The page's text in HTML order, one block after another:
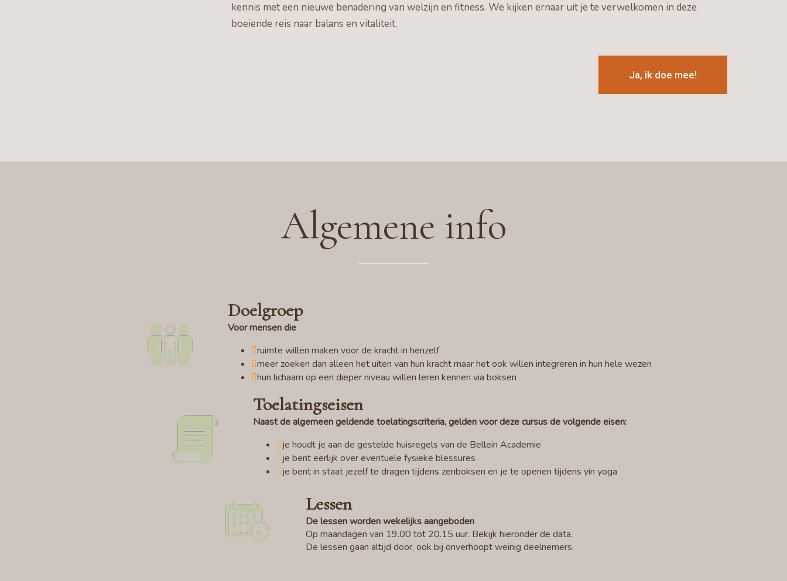
kennis met een nieuwe benadering van welzijn en fitness. We kijken ernaar uit je te verwelkomen in deze
boeiende reis naar balans en vitaliteit.
Ja, ik doe mee!
Algemene info
Doelgroep
Voor mensen die
ruimte willen maken voor de kracht in henzelf
meer zoeken dan alleen het uiten van hun kracht maar het ook willen integreren in hun hele wezen
hun lichaam op een dieper niveau willen leren kennen via boksen
Toelatingseisen
Naast de algemeen geldende toelatingscriteria, gelden voor deze cursus de volgende eisen:
je houdt je aan de gestelde huisregels van de Bellein Academie
je bent eerlijk over eventuele fysieke blessures
je bent in staat jezelf te dragen tijdens zenboksen en je te openen tijdens yin yoga
Lessen
De lessen worden wekelijks aangeboden
Op maandagen van 19.00 tot 20.15 uur. Bekijk hieronder de data.
De lessen gaan altijd door, ook bij onverhoopt weinig deelnemers.